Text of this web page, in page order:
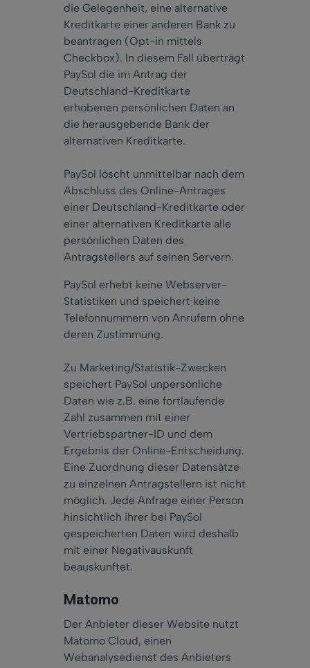
die Gelegenheit, eine alternative
Kreditkarte einer anderen Bank zu
beantragen (Opt-in mittels
Checkbox). In diesem Fall überträgt
PaySol die im Antrag der
Deutschland-Kreditkarte
erhobenen persönlichen Daten an
die herausgebende Bank der
alternativen Kreditkarte.
PaySol löscht unmittelbar nach dem
Abschluss des Online-Antrages
einer Deutschland-Kreditkarte oder
einer alternativen Kreditkarte alle
persönlichen Daten des
Antragstellers auf seinen Servern.
PaySol erhebt keine Webserver-
Statistiken und speichert keine
Telefonnummern von Anrufern ohne
deren Zustimmung.
Zu Marketing/Statistik-Zwecken
speichert PaySol unpersönliche
Daten wie z.B. eine fortlaufende
Zahl zusammen mit einer
Vertriebspartner-ID und dem
Ergebnis der Online-Entscheidung.
Eine Zuordnung dieser Datensätze
zu einzelnen Antragstellern ist nicht
möglich. Jede Anfrage einer Person
hinsichtlich ihrer bei PaySol
gespeicherten Daten wird deshalb
mit einer Negativauskunft
beauskunftet.
Matomo
Der Anbieter dieser Website nutzt
Matomo Cloud, einen
Webanalysedienst des Anbieters